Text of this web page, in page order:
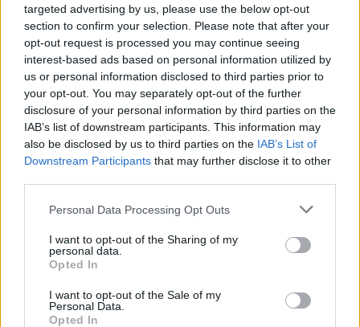
targeted advertising by us, please use the below opt-out
section to confirm your selection. Please note that after your
opt-out request is processed you may continue seeing
interest-based ads based on personal information utilized by
us or personal information disclosed to third parties prior to
your opt-out. You may separately opt-out of the further
disclosure of your personal information by third parties on the
IAB’s list of downstream participants. This information may
also be disclosed by us to third parties on the IAB’s List of
Downstream Participants that may further disclose it to other
Personal Data Processing Opt Outs
I want to opt-out of the Sharing of my
personal data.
Opted In
I want to opt-out of the Sale of my
Personal Data.
Opted In
22:21
Χρήστος Δάντης: «Δεν περίμενα την αχαριστία, 22 χρόνια
μετά και συνάδελφοι προσπαθούν να ξεχάσουν ότι
έγραψα αυτό το τραγούδι»
22:14
Ξεκινούν τα δοκιμαστικά δρομολόγια της επέκτασης του
Μετρό Θεσσαλονίκης
22:05
Τζόκερ: Αυτοί είναι οι τυχεροί αριθμοί που κερδίζουν
ΠΕΡΙΣΣΟΤΕΡΑ